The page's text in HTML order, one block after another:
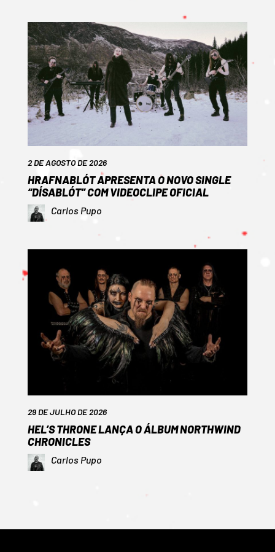
2 DE AGOSTO DE 2026
HRAFNABLÓT APRESENTA O NOVO SINGLE
“DÍSABLÓT” COM VIDEOCLIPE OFICIAL
Carlos Pupo
29 DE JULHO DE 2026
HEL’S THRONE LANÇA O ÁLBUM NORTHWIND
CHRONICLES
Carlos Pupo